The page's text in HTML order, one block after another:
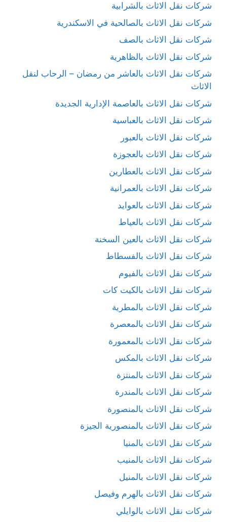
شركات نقل الاثاث بالشرابية
شركات نقل الاثاث بالصالحية في الاسكندرية
شركات نقل الاثاث بالصف
شركات نقل الاثاث بالظاهرية
شركات نقل الاثاث بالعاشر من رمضان – الرحاب لنقل
الاثاث
شركات نقل الاثاث بالعاصمة الإدارية الجديدة
شركات نقل الاثاث بالعباسية
شركات نقل الاثاث بالعبور
شركات نقل الاثاث بالعجوزة
شركات نقل الاثاث بالعطارين
شركات نقل الاثاث بالعمرانية
شركات نقل الاثاث بالعوايد
شركات نقل الاثاث بالعياط
شركات نقل الاثاث بالعين السخنة
شركات نقل الاثاث بالفسطاط
شركات نقل الاثاث بالفيوم
شركات نقل الاثاث بالكيت كات
شركات نقل الاثاث بالمطرية
شركات نقل الاثاث بالمعصرة
شركات نقل الاثاث بالمعمورة
شركات نقل الاثاث بالمكس
شركات نقل الاثاث بالمنتزة
شركات نقل الاثاث بالمندرة
شركات نقل الاثاث بالمنصورة
شركات نقل الاثاث بالمنصورية الجيزة
شركات نقل الاثاث بالمنيا
شركات نقل الاثاث بالمنيب
شركات نقل الاثاث بالمنيل
شركات نقل الاثاث بالهرم وفيصل
شركات نقل الاثاث بالوايلي